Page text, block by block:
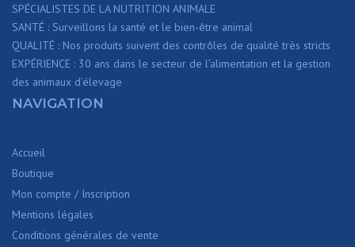
SPÉCIALISTES DE LA NUTRITION ANIMALE
SANTÉ : Surveillons la santé et le bien-être animal
QUALITÉ : Nos produits suivent des contrôles de qualité très stricts
EXPÉRIENCE : 30 ans dans le secteur de l’alimentation et la gestion
des animaux d’élevage
NAVIGATION
Accueil
Boutique
Mon compte / Inscription
Mentions légales
Conditions générales de vente